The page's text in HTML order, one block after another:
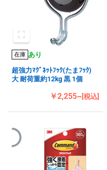
在庫 あり
超強力ﾏｸﾞﾈｯﾄﾌｯｸ(たまﾌｯｸ)
大 耐荷重約12kg 黒 1個
￥2,255~[税込]